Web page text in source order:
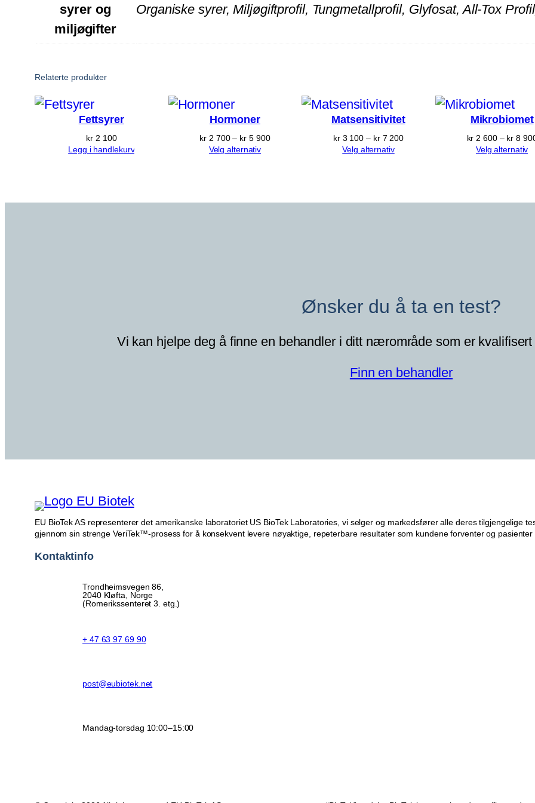
j
ø
g
t
a
l
syrer og
miljøgifter
Organiske syrer, Miljøgiftprofil, Tungmetallprofil, Glyfosat, All-Tox
Relaterte produkter
Fettsyrer
kr 2 100
Legg i handlekurv
Hormoner
kr 2 700 – kr 5 900Prisområde:
Velg alternativ
Matsensitivitet
kr3 100 – kr7 200Prisområde:
Velg alternativ
Mikrobiomet
kr 2 600 – kr 8
Velg alternativ
Ønsker du å ta en test?
Vi kan hjelpe deg å finne en behandler i ditt nærområde som er
Finn en behandler
EU BioTek AS representerer det amerikanske laboratoriet US BioTek Laboratories, vi selger og markedsfører alle deres tilgjengelige
gjennom sin strenge VeriTek™-prosess for å konsekvent levere nøyaktige, repeterbare resultater som kundene forventer og pasienter
Kontaktinfo
Trondheimsvegen 86,
2040 Kløfta, Norge
(Romerikssenteret 3. etg.)
+ 47 63 97 69 90
post@eubiotek.net
Mandag-torsdag 10:00–15:00